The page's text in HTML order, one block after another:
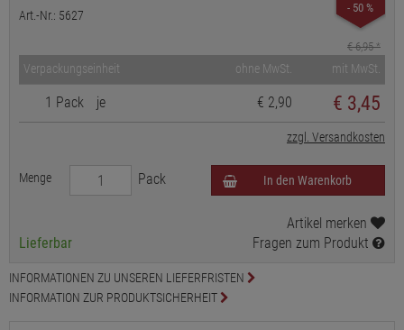
- 50 %
Art.-Nr.: 5627
€ 6,95*
Verpackungseinheit ohne MwSt. mit MwSt.
1 Pack je € 2,90 € 3,45
zzgl. Versandkosten
Menge Pack In den Warenkorb
Lieferbar
Artikel merken
Fragen zum Produkt
INFORMATIONEN ZU UNSEREN LIEFERFRISTEN
INFORMATION ZUR PRODUKTSICHERHEIT